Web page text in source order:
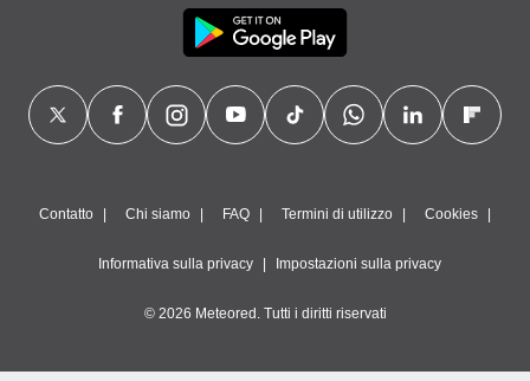
Contatto Chi siamo FAQ Termini di utilizzo Cookies
Informativa sulla privacy Impostazioni sulla privacy
© 2026 Meteored. Tutti i diritti riservati